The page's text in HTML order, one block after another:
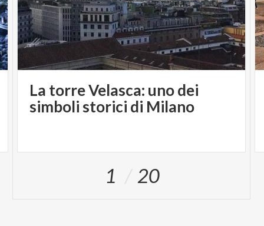
La torre Velasca: uno dei
simboli storici di Milano
1 20